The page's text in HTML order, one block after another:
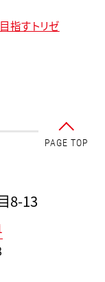
PAGE TOP
8-13